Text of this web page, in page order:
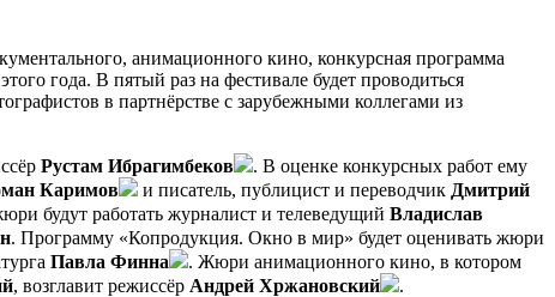
анимационного кино, конкурсная программа
года. В пятый раз на фестивале будет проводиться
в партнёрстве с зарубежными коллегами из
Рустам Ибрагимбеков
. В оценке конкурсных работ ему
Каримов и писатель, публицист и переводчик Дмитрий
будут работать журналист и телеведущий Владислав
. Программу «Копродукция. Окно в мир» будет оценивать жюри
Павла Финна
. Жюри анимационного кино, в котором
, возглавит режиссёр Андрей Хржановский .